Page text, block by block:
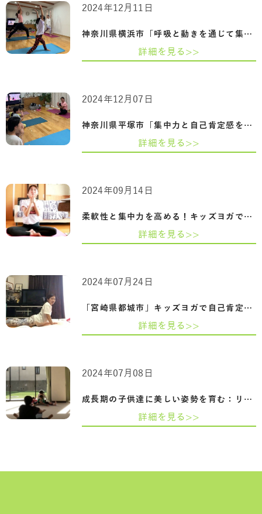
神奈川県横浜市「呼吸と動きを通じて集中…
2024年12月11日
詳細を見る>>
神奈川県平塚市「集中力と自己肯定感を高…
2024年12月07日
詳細を見る>>
柔軟性と集中力を高める！キッズヨガで子…
2024年09月14日
詳細を見る>>
「宮崎県都城市」キッズヨガで自己肯定感…
2024年07月24日
詳細を見る>>
成長期の子供達に美しい姿勢を育む：リト…
2024年07月08日
詳細を見る>>